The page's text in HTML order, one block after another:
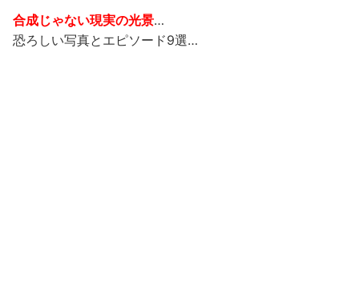
合成じゃない現実の光景…
恐ろしい写真とエピソード9選…